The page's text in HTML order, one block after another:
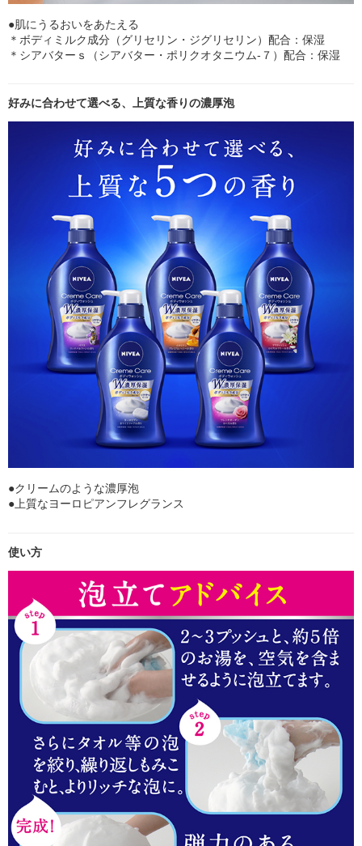
●肌にうるおいをあたえる
＊ボディミルク成分（グリセリン・ジグリセリン）配合：保湿
＊シアバターｓ（シアバター・ポリクオタニウム‐７）配合：保湿
好みに合わせて選べる、上質な香りの濃厚泡
●クリームのような濃厚泡
●上質なヨーロピアンフレグランス
使い方